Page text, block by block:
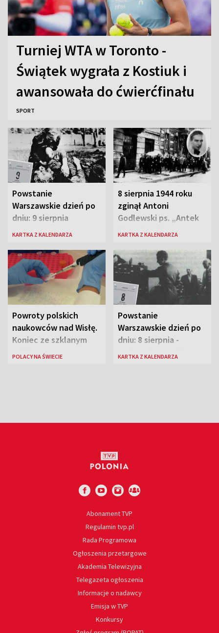
Turniej WTA w Toronto -
Świątek wygrała z Kostiuk i
awansowała do ćwierćfinału
SPORT
Powstanie
Warszawskie dzień po
dniu: 9 sierpnia
KARTKA Z KALENDARZA
8 sierpnia 1944 roku
zginął Antoni
Godlewski ps. „Antek
Rozpylacz”
KARTKA Z KALENDARZA
Powroty polskich
naukowców nad Wisłę.
Koniec ze szklanym
sufitem
POLACY NA ŚWIECIE
Powstanie
Warszawskie dzień po
dniu: 8 sierpnia -
rozbrzmiewa radio
KARTKA Z KALENDARZA
Abonament TVP
Regulamin tvp.pl
Rada Programowa
Ogłoszenia przetargowe
Akademia Telewizyjna
Telegazeta ogłoszenia
Informacje o nadawcy
Emisja w TVP
Konkursy